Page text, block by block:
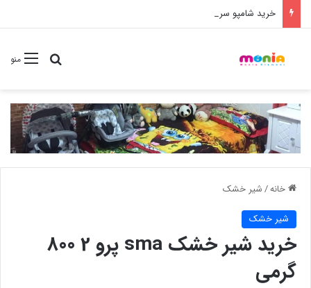
خرید شامپو سر و بدن 500 میل کودک موستلا
منوجستجو
خانه/شیر خشک
شیر خشک
خرید شیر خشک sma پرو 2 800
گرمی